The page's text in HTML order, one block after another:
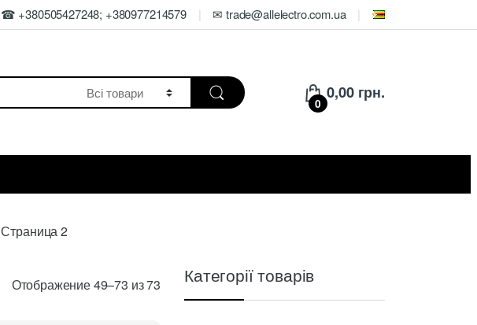
☎ +380505427248; +380977214579 ✉ trade@allelectro.com.ua
0
0,00 грн.
Страница 2
Отображение 49–73 из 73 Цены:Категорії товарів